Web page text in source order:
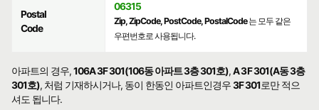
Postal
Code
06315
Zip, ZipCode, PostCode, PostalCode는 모두 같은
우편번호로 사용됩니다.
아파트의 경우,106A 3F 301(106동 아파트 3층 301호),A 3F 301(A동 3층
301호), 처럼 기재하시거나, 동이 한동인 아파트인경우3F 301로만 적으
셔도 됩니다.